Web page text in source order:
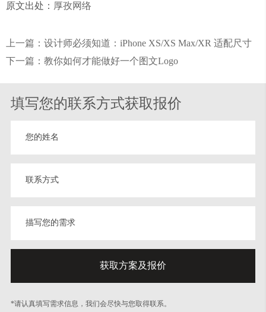
原文出处： 厚孜网络
上一篇：设计师必须知道：iPhone XS/XS Max/XR 适配尺寸
下一篇：教你如何才能做好一个图文Logo
填写您的联系方式获取报价
*请认真填写需求信息，我们会尽快与您取得联系。